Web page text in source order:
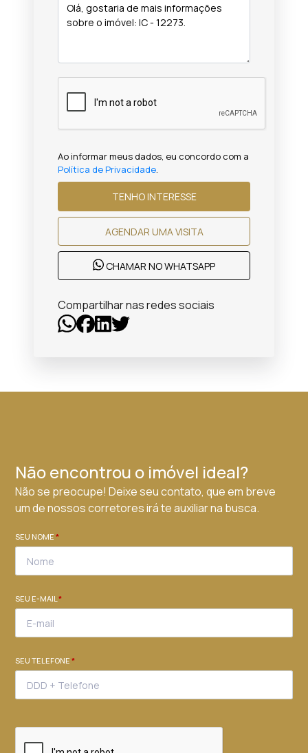
Ao informar meus dados, eu concordo com a
Política de Privacidade.
TENHO INTERESSE
AGENDAR UMA VISITA
CHAMAR NO WHATSAPP
Compartilhar nas redes sociais
Não encontrou o imóvel ideal?
Não se preocupe! Deixe seu contato, que em breve
um de nossos corretores irá te auxiliar na busca.
SEU NOME*
SEU E-MAIL*
SEU TELEFONE*